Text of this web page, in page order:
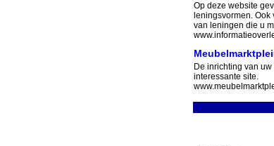
Op deze website
leningsvormen.
van leningen die u
De inrichting van
interessante site.